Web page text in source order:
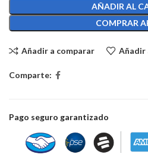
AÑADIR AL
COMPRAR
Añadir a comparar Añadir
Comparte:
Pago seguro garantizado